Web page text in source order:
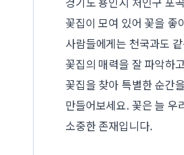
꽃집이 모여 있어 꽃을 좋
사람들에게는 천국과도
꽃집의 매력을 잘 파악하
꽃집을 찾아 특별한 순간
만들어보세요. 꽃은 늘 우
소중한 존재입니다.